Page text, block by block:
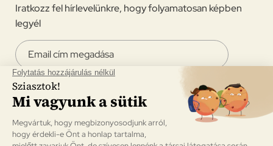
Iratkozz fel hírlevelünkre, hogy folyamatosan képben
legyél
Hozzájárulok email címem felhasználásához